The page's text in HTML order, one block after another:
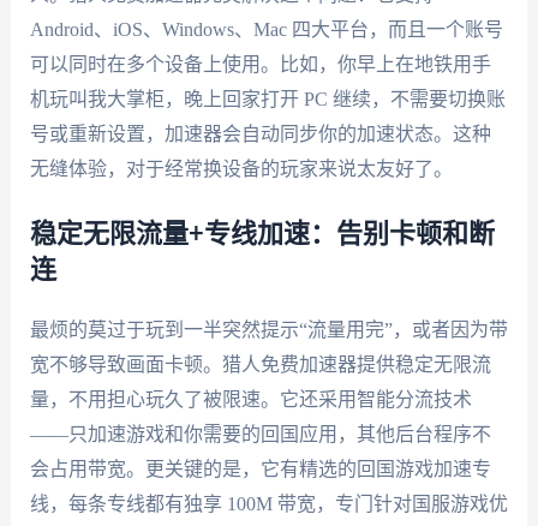
Android、iOS、Windows、Mac 四大平台，而且一个账号
可以同时在多个设备上使用。比如，你早上在地铁用手
机玩叫我大掌柜，晚上回家打开 PC 继续，不需要切换账
号或重新设置，加速器会自动同步你的加速状态。这种
无缝体验，对于经常换设备的玩家来说太友好了。
稳定无限流量+专线加速：告别卡顿和断
连
最烦的莫过于玩到一半突然提示“流量用完”，或者因为带
宽不够导致画面卡顿。猎人免费加速器提供稳定无限流
量，不用担心玩久了被限速。它还采用智能分流技术
——只加速游戏和你需要的回国应用，其他后台程序不
会占用带宽。更关键的是，它有精选的回国游戏加速专
线，每条专线都有独享 100M 带宽，专门针对国服游戏优